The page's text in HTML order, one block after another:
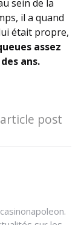
sein de la
il a quand
était propre,
assez
ans.
post